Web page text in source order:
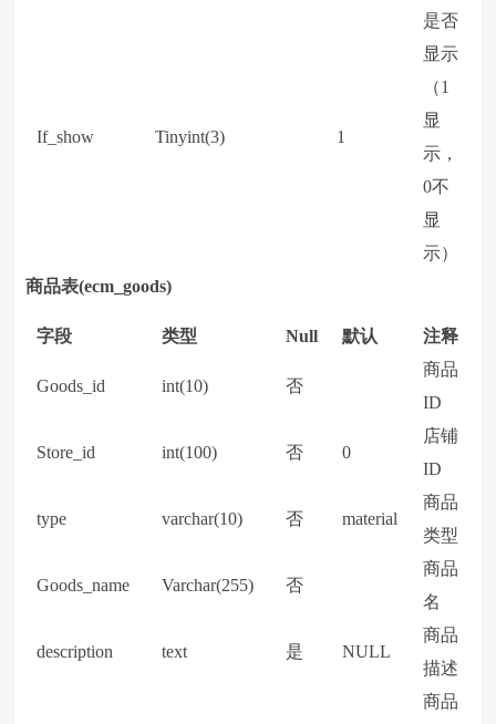
If_show Tinyint(3) 1
是否
显示
（1
显
示，
0不
显
示）
商品表(ecm_goods)
字段 类型 Null 默认 注释
Goods_id int(10) 否
商品
ID
Store_id int(100) 否 0
店铺
ID
type varchar(10) 否 material
商品
类型
Goods_name Varchar(255) 否
商品
名
description text 是 NULL
商品
描述
商品